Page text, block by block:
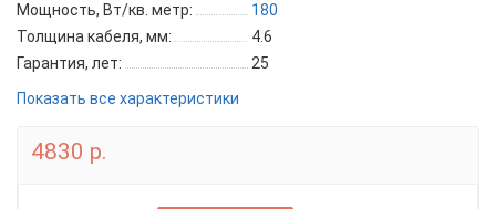
Мощность, Вт/кв. метр:
180
Толщина кабеля, мм:
4.6
Гарантия, лет:
25
Показать все характеристики
4830 р.